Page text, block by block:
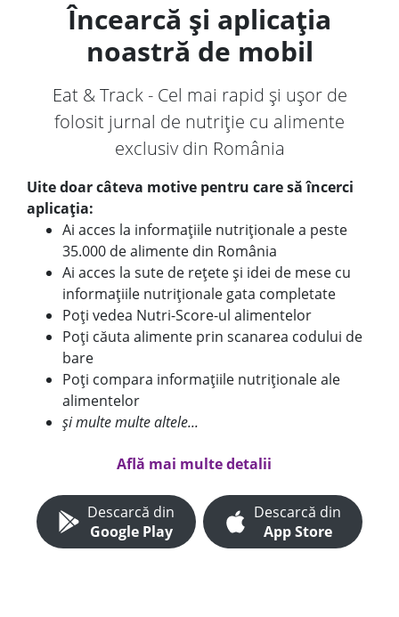
Încearcă și aplicația
noastră de mobil
Eat & Track - Cel mai rapid și ușor de
folosit jurnal de nutriție cu alimente
exclusiv din România
Uite doar câteva motive pentru care să încerci
aplicația:
Ai acces la informațiile nutriționale a peste
35.000 de alimente din România
Ai acces la sute de rețete și idei de mese cu
informațiile nutriționale gata completate
Poți vedea Nutri-Score-ul alimentelor
Poți căuta alimente prin scanarea codului de
bare
Poți compara informațiile nutriționale ale
alimentelor
și multe multe altele...
Află mai multe detalii
Descarcă din
Google Play
Descarcă din
App Store